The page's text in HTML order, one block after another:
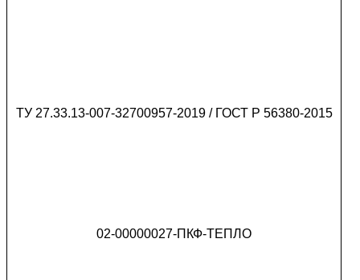
ТУ 27.33.13-007-32700957-2019 / ГОСТ Р 56380-2015
02-00000027-ПКФ-ТЕПЛО